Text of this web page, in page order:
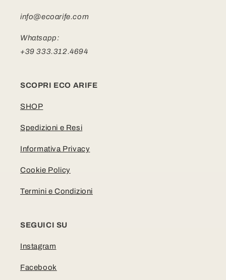
info@ecoarife.com
Whatsapp:
+39 333.312.4694
SCOPRI ECO ARIFE
SHOP
Spedizioni e Resi
Informativa Privacy
Cookie Policy
Termini e Condizioni
SEGUICI SU
Instagram
Facebook